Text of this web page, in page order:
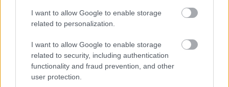
I want to allow Google to enable storage
related to personalization.
I want to allow Google to enable storage
related to security, including authentication
functionality and fraud prevention, and other
user protection.
Egyre több helyen hódít teret az elektromos hajtás.
Lássuk hogyan működnek a motorok! Elsőre az
aszinkron motorokról lesz szó.